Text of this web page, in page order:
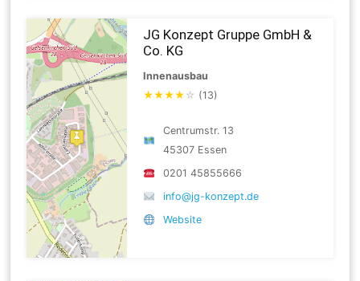
JG Konzept Gruppe GmbH &
Co. KG
Innenausbau
★★★★ ☆ (13)
Centrumstr. 13
45307 Essen
0201 45855666
info@jg-konzept.de
Website